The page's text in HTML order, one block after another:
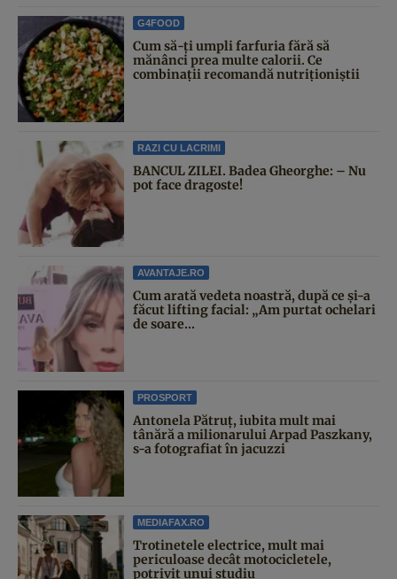
G4FOOD
Cum să-ți umpli farfuria fără să
mănânci prea multe calorii. Ce
combinații recomandă nutriționiștii
RAZI CU LACRIMI
BANCUL ZILEI. Badea Gheorghe: – Nu
pot face dragoste!
AVANTAJE.RO
Cum arată vedeta noastră, după ce și-a
făcut lifting facial: „Am purtat ochelari
de soare...
PROSPORT
Antonela Pătruț, iubita mult mai
tânără a milionarului Arpad Paszkany,
s-a fotografiat în jacuzzi
MEDIAFAX.RO
Trotinetele electrice, mult mai
periculoase decât motocicletele,
potrivit unui studiu